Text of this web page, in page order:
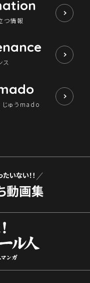
つ情報
ス
ゅうmado